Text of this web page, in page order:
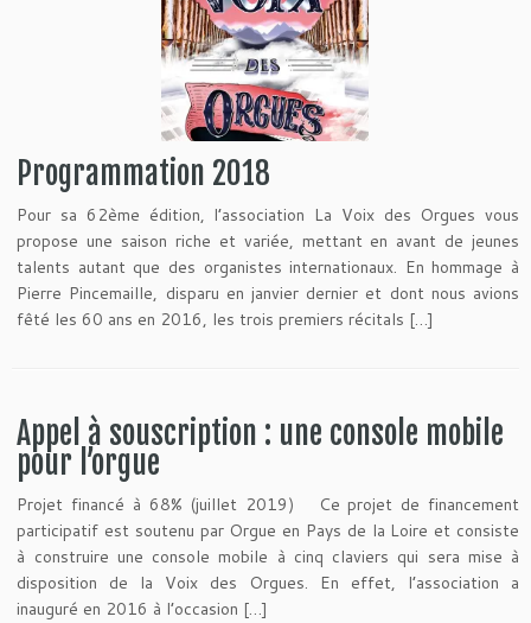
Programmation 2018
Pour sa 62ème édition, l’association La Voix des Orgues vous
propose une saison riche et variée, mettant en avant de jeunes
talents autant que des organistes internationaux. En hommage à
Pierre Pincemaille, disparu en janvier dernier et dont nous avions
fêté les 60 ans en 2016, les trois premiers récitals […]
Appel à souscription : une console mobile
pour l’orgue
Projet financé à 68% (juillet 2019) Ce projet de financement
participatif est soutenu par Orgue en Pays de la Loire et consiste
à construire une console mobile à cinq claviers qui sera mise à
disposition de la Voix des Orgues. En effet, l’association a
inauguré en 2016 à l’occasion […]